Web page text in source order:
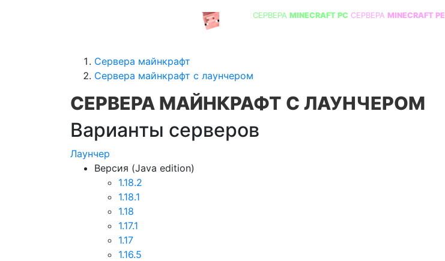
СЕРВЕРА MINECRAFT PC СЕРВЕРА MINECRAFT PE
Сервера майнкрафт
Сервера майнкрафт с лаунчером
СЕРВЕРА МАЙНКРАФТ С ЛАУНЧЕРОМ
Варианты серверов
Лаунчер
Версия (Java edition)
1.18.2
1.18.1
1.18
1.17.1
1.17
1.16.5